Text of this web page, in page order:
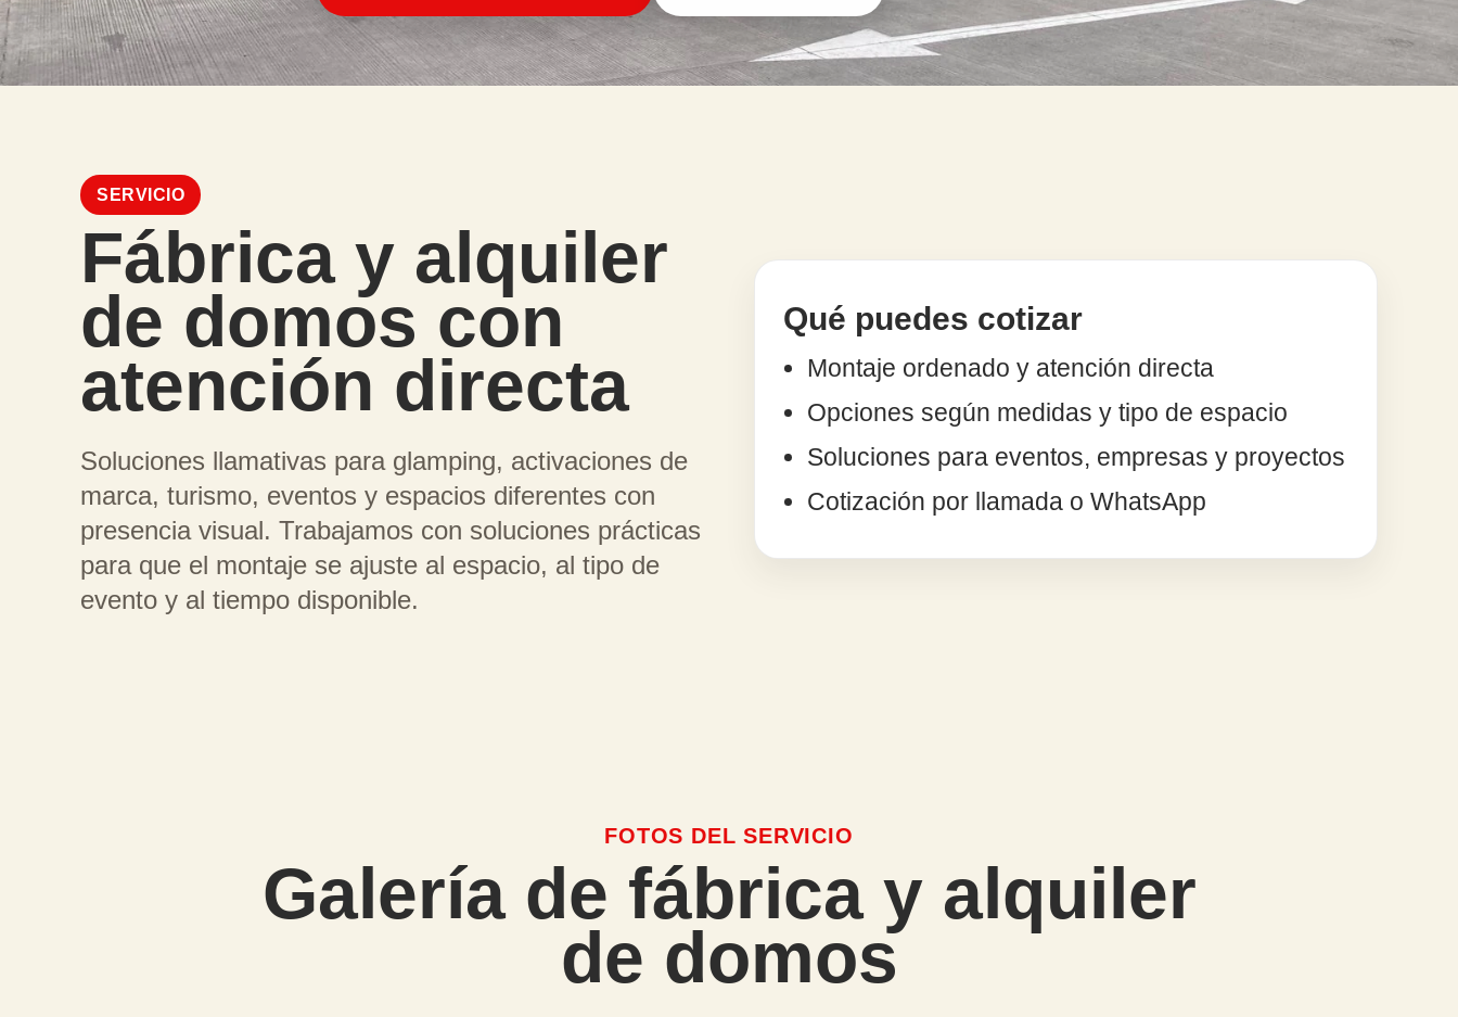
SERVICIO
Fábrica y alquiler
de domos con
atención directa
Soluciones llamativas para glamping, activaciones de
marca, turismo, eventos y espacios diferentes con
presencia visual. Trabajamos con soluciones prácticas
para que el montaje se ajuste al espacio, al tipo de
evento y al tiempo disponible.
Qué puedes cotizar
Montaje ordenado y atención directa
Opciones según medidas y tipo de espacio
Soluciones para eventos, empresas y proyectos
Cotización por llamada o WhatsApp
FOTOS DEL SERVICIO
Galería de fábrica y alquiler
de domos